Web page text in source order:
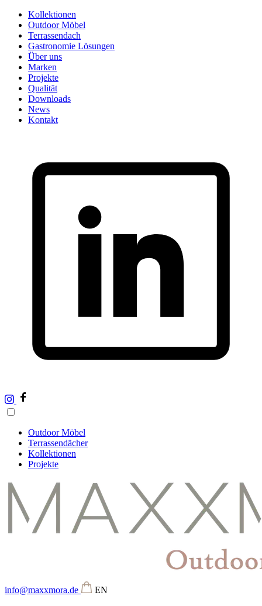
Skip
content
Kollektionen
Outdoor Möbel
Terrassendach
Gastronomie Lösungen
Über uns
Marken
Projekte
Qualität
Downloads
News
Kontakt
Outdoor Möbel
Terrassendächer
Kollektionen
Projekte
info@maxxmora.de EN